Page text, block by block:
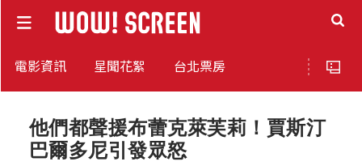
電影資訊 星聞花絮 台北票房
他們都聲援布蕾克萊芙莉！賈斯汀
巴爾多尼引發眾怒